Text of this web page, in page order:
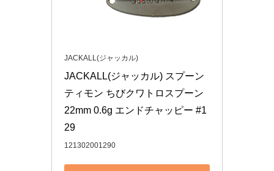
JACKALL(ジャッカル)
JACKALL(ジャッカル) スプーン
ティモン ちびクワトロスプーン
22mm 0.6g エンドチャッピー #1
29
121302001290